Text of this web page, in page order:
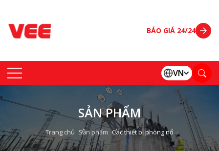
BÁO GIÁ 24/24
VN
SẢN PHẨM
Trang chủ Sản phẩm Các thiết bị phòng nổ